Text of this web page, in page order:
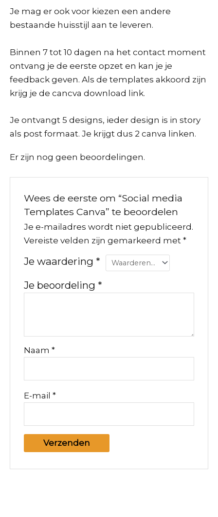
Je mag er ook voor kiezen een andere
bestaande huisstijl aan te leveren.
Binnen 7 tot 10 dagen na het contact moment
ontvang je de eerste opzet en kan je je
feedback geven. Als de templates akkoord zijn
krijg je de cancva download link.
Je ontvangt 5 designs, ieder design is in story
als post formaat. Je krijgt dus 2 canva linken.
Er zijn nog geen beoordelingen.
Wees de eerste om “Social media
Templates Canva” te beoordelen
Je e-mailadres wordt niet gepubliceerd.
Vereiste velden zijn gemarkeerd met*
Je waardering *
Je beoordeling *
Naam*
E-mail*